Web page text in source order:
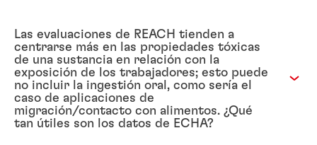
Las evaluaciones de REACH tienden a
centrarse más en las propiedades tóxicas
de una sustancia en relación con la
exposición de los trabajadores; esto puede
no incluir la ingestión oral, como sería el
caso de aplicaciones de
migración/contacto con alimentos. ¿Qué
tan útiles son los datos de ECHA?